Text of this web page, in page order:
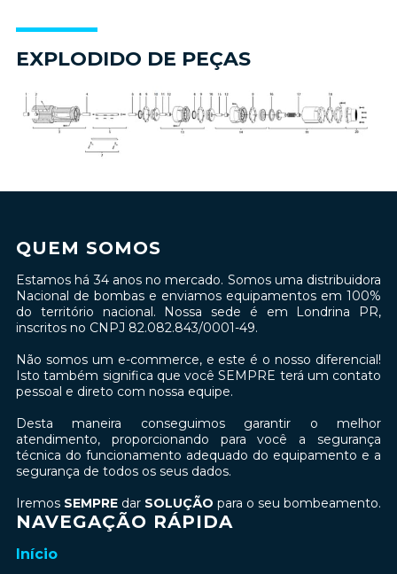
EXPLODIDO DE PEÇAS
QUEM SOMOS
Estamos há 34 anos no mercado. Somos uma distribuidora
Nacional de bombas e enviamos equipamentos em 100%
do território nacional. Nossa sede é em Londrina PR,
inscritos no CNPJ 82.082.843/0001-49.
Não somos um e-commerce, e este é o nosso diferencial!
Isto também significa que você SEMPRE terá um contato
pessoal e direto com nossa equipe.
Desta maneira conseguimos garantir o melhor
atendimento, proporcionando para você a segurança
técnica do funcionamento adequado do equipamento e a
segurança de todos os seus dados.
Iremos SEMPRE dar SOLUÇÃO para o seu bombeamento.
NAVEGAÇÃO RÁPIDA
Início